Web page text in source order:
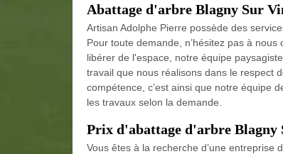
Abattage d'arbre Blagny Sur
Artisan Adolphe Pierre possède des
Pour toute demande, n’hésitez pas à
libérer de l'espace, notre équipe
travail que nous réalisons dans le respect
compétence, c’est ainsi que notre équipe
les travaux selon la demande.
Prix d'abattage d'arbre Blagny
Vous êtes à la recherche d’une entreprise